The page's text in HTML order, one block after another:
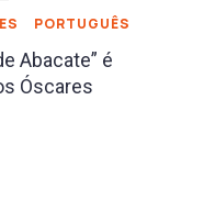
PORTUGUÊS
Abacate” é
Óscares